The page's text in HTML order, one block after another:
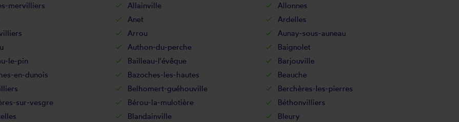
mervilliers Allainville
Allonnes
Anet
Ardelles
Arrou
Aunay-sous-auneau
Authon-du-perche
Baignolet
le-pin Bailleau-l'évêque
Barjouville
en-dunois Bazoches-les-hautes
Beauche
Belhomert-guéhouville
Berchères-les-pierres
sur-vesgre Bérou-la-mulotière
Béthonvilliers
Blandainville
Bleury